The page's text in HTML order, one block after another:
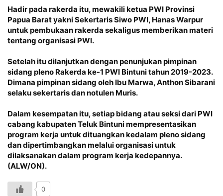
Hadir pada rakerda itu, mewakili ketua PWI Provinsi
Papua Barat yakni Sekertaris Siwo PWI, Hanas Warpur
untuk pembukaan rakerda sekaligus memberikan materi
tentang organisasi PWI.
Setelah itu dilanjutkan dengan penunjukan pimpinan
sidang pleno Rakerda ke-1 PWI Bintuni tahun 2019-2023.
Dimana pimpinan sidang oleh Ibu Marwa, Anthon Sibarani
selaku sekertaris dan notulen Muris.
Dalam kesempatan itu, setiap bidang atau seksi dari PWI
cabang kabupaten Teluk Bintuni mempresentasikan
program kerja untuk dituangkan kedalam pleno sidang
dan dipertimbangkan melalui organisasi untuk
dilaksanakan dalam program kerja kedepannya.
(ALW/ON).
0